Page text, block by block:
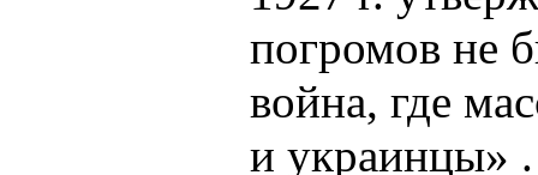
погромов не
война, где
и украинцы»